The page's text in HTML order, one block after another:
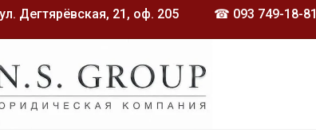
Дегтярёвская, 21, оф. 205 ☎ 093 749-18-81